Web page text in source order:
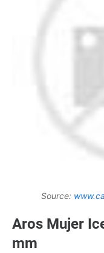
Source:
Aros Mujer
mm